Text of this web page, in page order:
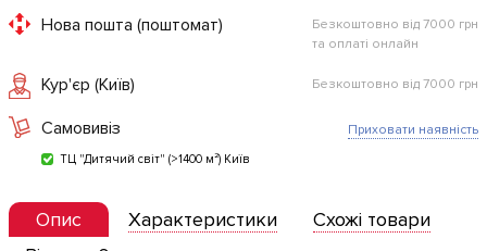
Нова пошта (поштомат)
Безкоштовно від 7000 грн
та оплаті онлайн
Кур'єр (Київ) Безкоштовно від 7000 грн
Самовивіз
ТЦ "Дитячий світ" (>1400 м²) Київ
Приховати наявність
Опис Характеристики
Схожі товари